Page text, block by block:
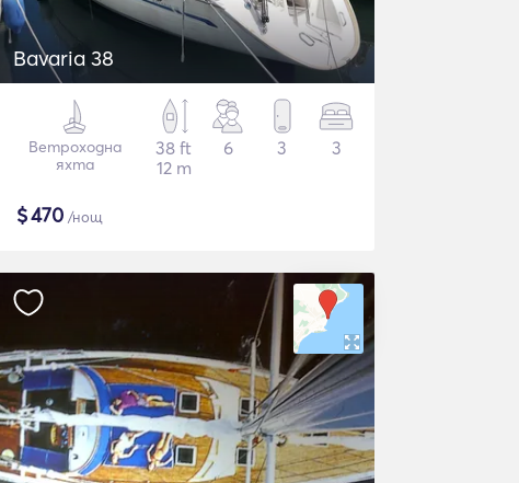
Bavaria 38
Ветроходна
яхта
38 ft
12 m
6 3 3
$470 /нощ